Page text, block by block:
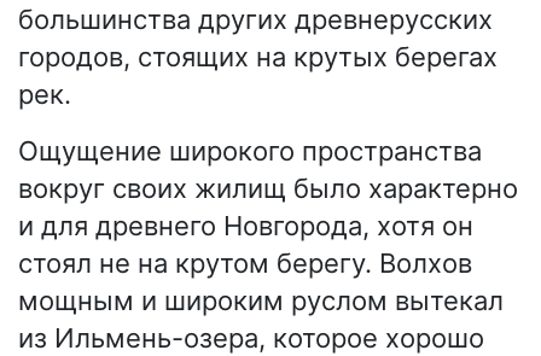
большинства других древнерусских
городов, стоящих на крутых берегах
рек.
Ощущение широкого пространства
вокруг своих жилищ было характерно
и для древнего Новгорода, хотя он
стоял не на крутом берегу. Волхов
мощным и широким руслом вытекал
из Ильмень-озера, которое хорошо